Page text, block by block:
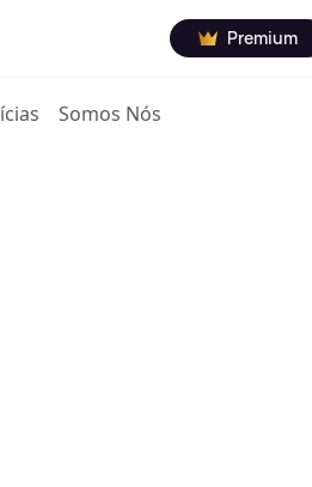
Premium
Somos Nós